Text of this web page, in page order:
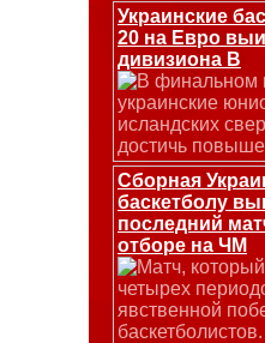
Украинские
20 на Евро
дивизиона В
В финальном
украинские
исландских
достичь
Сборная
баскетболу
последний
отборе на ЧМ
Матч,
четырех
явственной
баскетболистов.